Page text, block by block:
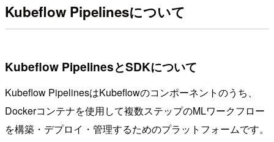
Kubeflow Pipelinesについて
Kubeflow PipelinesとSDKについて
Kubeflow PipelinesはKubeflowのコンポーネントのうち、
Dockerコンテナを使用して複数ステップのMLワークフロー
を構築・デプロイ・管理するためのプラットフォームです。